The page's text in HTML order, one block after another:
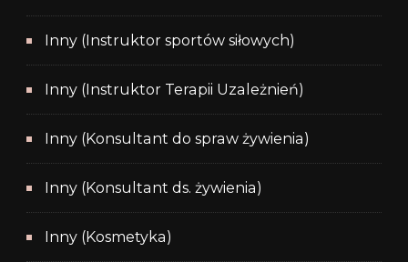
Inny (Instruktor sportów siłowych)
Inny (Instruktor Terapii Uzależnień)
Inny (Konsultant do spraw żywienia)
Inny (Konsultant ds. żywienia)
Inny (Kosmetyka)